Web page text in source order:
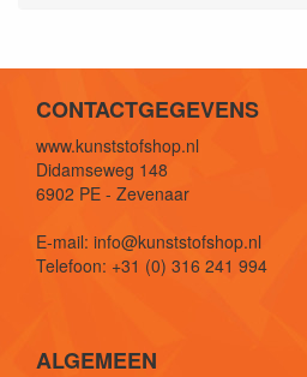
CONTACTGEGEVENS
www.kunststofshop.nl
Didamseweg 148
6902 PE - Zevenaar
E-mail: info@kunststofshop.nl
Telefoon: +31 (0) 316 241 994
ALGEMEEN